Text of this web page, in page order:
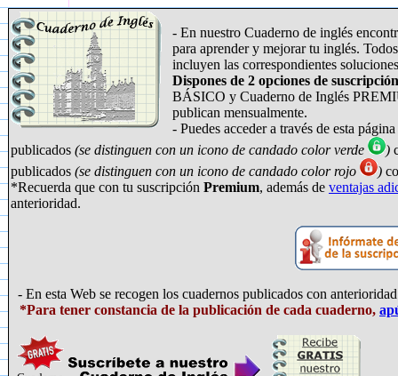
- En nuestro Cuaderno de inglés
para aprender y mejorar tu inglés.
incluyen las correspondientes
Dispones de 2 opciones de
BÁSICO y Cuaderno de Inglés
publican mensualmente.
- Puedes acceder a través de esta
publicados (se distinguen con un icono de candado color verde )
publicados (se distinguen con un icono de candado color rojo )
*Recuerda que con tu suscripción Premium, además de ventajas
anterioridad.
- En esta Web se recogen los cuadernos publicados con
*Para tener constancia de la publicación de cada cuaderno,